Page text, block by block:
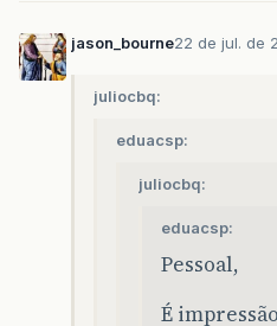
jason_bourne22 de jul. de
juliocbq:
eduacsp:
juliocbq:
eduacsp:
Pessoal,
É